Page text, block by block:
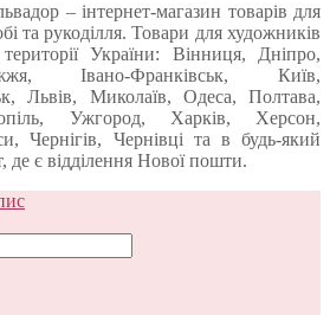
– інтернет-магазин товарів для
та рукоділля. Товари для художників
України: Вінниця, Дніпро,
Івано-Франківськ, Київ,
Львів, Миколаїв, Одеса, Полтава,
Ужгород, Харків, Херсон,
Чернігів, Чернівці та в будь-який
є відділення Нової пошти.